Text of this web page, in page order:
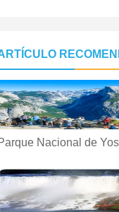
Nacional de